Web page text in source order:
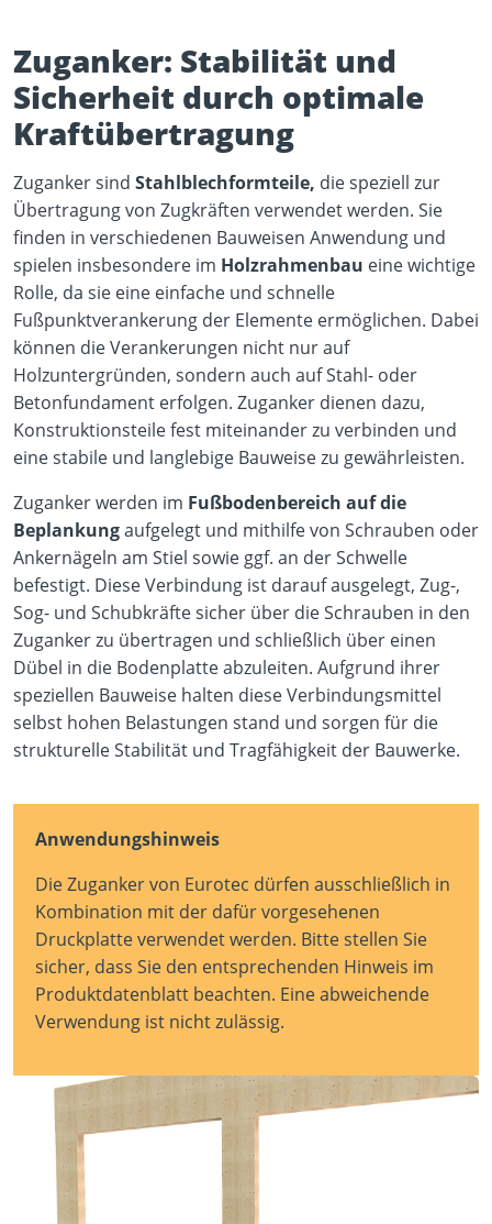
Zuganker: Stabilität und
Sicherheit durch optimale
Kraftübertragung
Zuganker sind Stahlblechformteile, die speziell zur
Übertragung von Zugkräften verwendet werden. Sie
finden in verschiedenen Bauweisen Anwendung und
spielen insbesondere im Holzrahmenbau eine wichtige
Rolle, da sie eine einfache und schnelle
Fußpunktverankerung der Elemente ermöglichen. Dabei
können die Verankerungen nicht nur auf
Holzuntergründen, sondern auch auf Stahl- oder
Betonfundament erfolgen. Zuganker dienen dazu,
Konstruktionsteile fest miteinander zu verbinden und
eine stabile und langlebige Bauweise zu gewährleisten.
Zuganker werden im Fußbodenbereich auf die
Beplankungaufgelegt und mithilfe von Schrauben oder
Ankernägeln am Stiel sowie ggf. an der Schwelle
befestigt. Diese Verbindung ist darauf ausgelegt, Zug-,
Sog- und Schubkräfte sicher über die Schrauben in den
Zuganker zu übertragen und schließlich über einen
Dübel in die Bodenplatte abzuleiten. Aufgrund ihrer
speziellen Bauweise halten diese Verbindungsmittel
selbst hohen Belastungen stand und sorgen für die
strukturelle Stabilität und Tragfähigkeit der Bauwerke.
Anwendungshinweis
Die Zuganker von Eurotec dürfen ausschließlich in
Kombination mit der dafür vorgesehenen
Druckplatte verwendet werden. Bitte stellen Sie
sicher, dass Sie den entsprechenden Hinweis im
Produktdatenblatt beachten. Eine abweichende
Verwendung ist nicht zulässig.